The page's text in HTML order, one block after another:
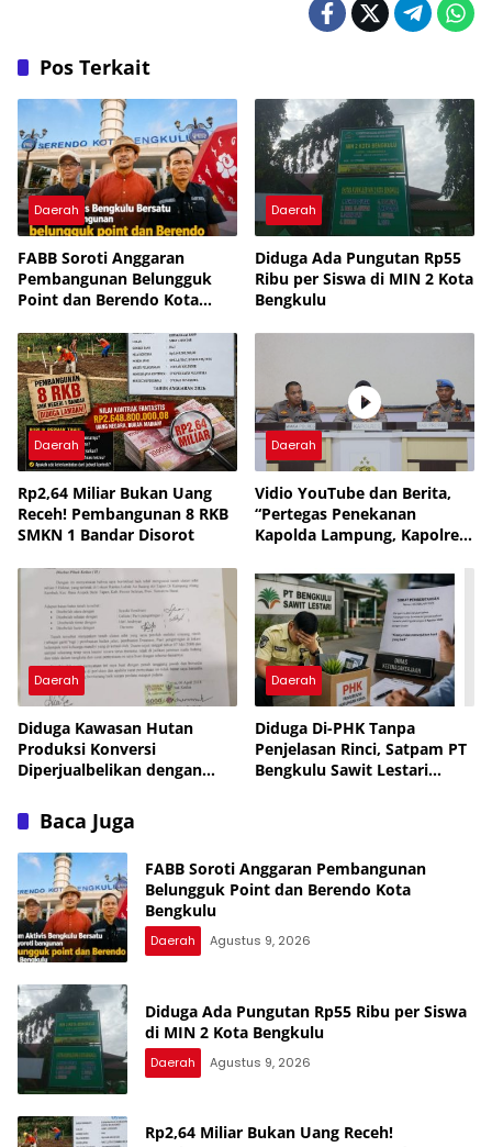
Pos Terkait
Daerah
FABB Soroti Anggaran
Pembangunan Belungguk
Point dan Berendo Kota
Daerah
Diduga Ada Pungutan Rp55
Ribu per Siswa di MIN 2 Kota
Bengkulu
Daerah
Rp2,64 Miliar Bukan Uang
Receh! Pembangunan 8 RKB
SMKN 1 Bandar Disorot
Daerah
Vidio YouTube dan Berita,
“Pertegas Penekanan
Kapolda Lampung, Kapolres
Anggota Terlibat Narkoba,
Judol, KDRT dan
Perselingkuhan”
Daerah
Diduga Kawasan Hutan
Produksi Konversi
Diperjualbelikan dengan
Daerah
Diduga Di-PHK Tanpa
Penjelasan Rinci, Satpam PT
Bengkulu Sawit Lestari
Baca Juga
FABB Soroti Anggaran Pembangunan
Belungguk Point dan Berendo Kota
Bengkulu
Daerah Agustus 9, 2026
Diduga Ada Pungutan Rp55 Ribu per Siswa
di MIN 2 Kota Bengkulu
Daerah Agustus 9, 2026
Rp2,64 Miliar Bukan Uang Receh!